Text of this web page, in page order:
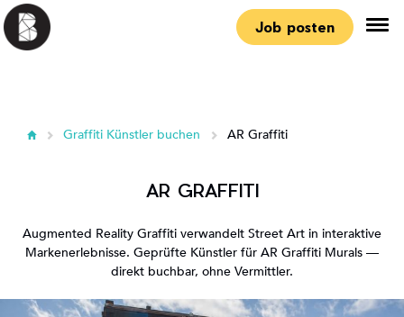
Job posten
Graffiti Künstler buchen AR Graffiti
AR GRAFFITI
Augmented Reality Graffiti verwandelt Street Art in interaktive
Markenerlebnisse. Geprüfte Künstler für AR Graffiti Murals —
direkt buchbar, ohne Vermittler.